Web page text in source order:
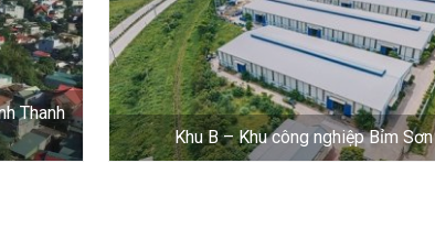
Thanh
Khu B – Khu công nghiệp Bỉm Sơn